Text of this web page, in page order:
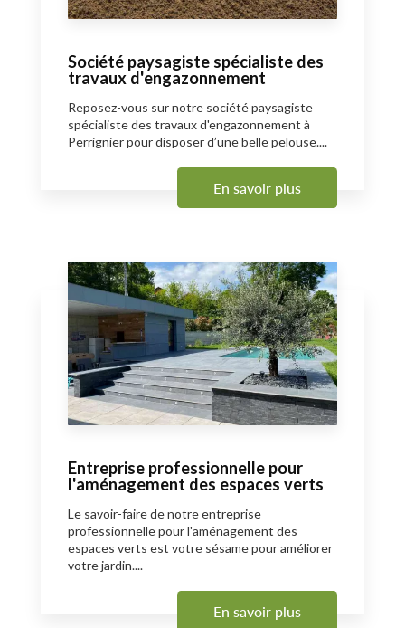
Société paysagiste spécialiste des
travaux d'engazonnement
Reposez-vous sur notre société paysagiste
spécialiste des travaux d'engazonnement à
Perrignier pour disposer d’une belle pelouse....
En savoir plus
Entreprise professionnelle pour
l'aménagement des espaces verts
Le savoir-faire de notre entreprise
professionnelle pour l'aménagement des
espaces verts est votre sésame pour améliorer
votre jardin....
En savoir plus